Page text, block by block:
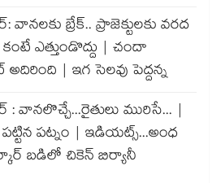
వానలకు బ్రేక్.. ప్రాజెక్టులకు వరద
కంటే ఎత్తుండొద్దు | చందా
అదిరింది | ఇగ సెలవు పెద్దన్న
: వానలొచ్చే...రైతులు మురిసే... |
పట్టిన పట్నం | ఇడియట్స్...అంధ
బడిలో చికెన్ బిర్యానీ